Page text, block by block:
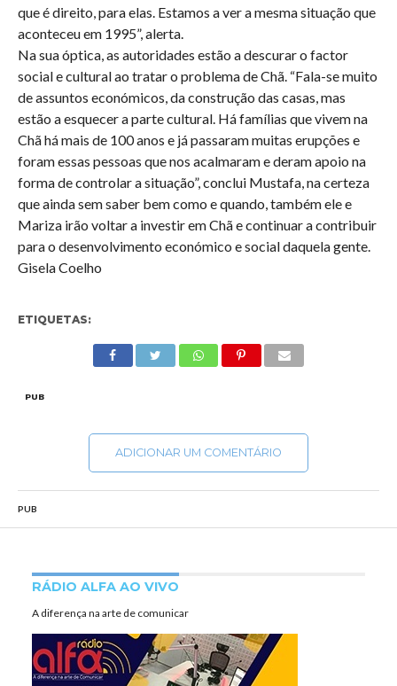
que é direito, para elas. Estamos a ver a mesma situação que
aconteceu em 1995”, alerta.
Na sua óptica, as autoridades estão a descurar o factor
social e cultural ao tratar o problema de Chã. “Fala-se muito
de assuntos económicos, da construção das casas, mas
estão a esquecer a parte cultural. Há famílias que vivem na
Chã há mais de 100 anos e já passaram muitas erupções e
foram essas pessoas que nos acalmaram e deram apoio na
forma de controlar a situação”, conclui Mustafa, na certeza
que ainda sem saber bem como e quando, também ele e
Mariza irão voltar a investir em Chã e continuar a contribuir
para o desenvolvimento económico e social daquela gente.
Gisela Coelho
ETIQUETAS:
PUB
ADICIONAR UM COMENTÁRIO
PUB
RÁDIO ALFA AO VIVO
A diferença na arte de comunicar